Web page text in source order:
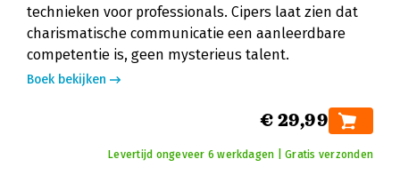
technieken voor professionals. Cipers laat zien dat
charismatische communicatie een aanleerdbare
competentie is, geen mysterieus talent.
Boek bekijken
€ 29,99
Levertijd ongeveer 6 werkdagen | Gratis verzonden